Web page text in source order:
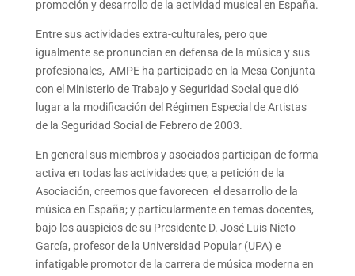
promoción y desarrollo de la actividad musical en España.
Entre sus actividades extra-culturales, pero que
igualmente se pronuncian en defensa de la música y sus
profesionales, AMPE ha participado en la Mesa Conjunta
con el Ministerio de Trabajo y Seguridad Social que dió
lugar a la modificación del Régimen Especial de Artistas
de la Seguridad Social de Febrero de 2003.
En general sus miembros y asociados participan de forma
activa en todas las actividades que, a petición de la
Asociación, creemos que favorecen el desarrollo de la
música en España; y particularmente en temas docentes,
bajo los auspicios de su Presidente D. José Luis Nieto
García, profesor de la Universidad Popular (UPA) e
infatigable promotor de la carrera de música moderna en